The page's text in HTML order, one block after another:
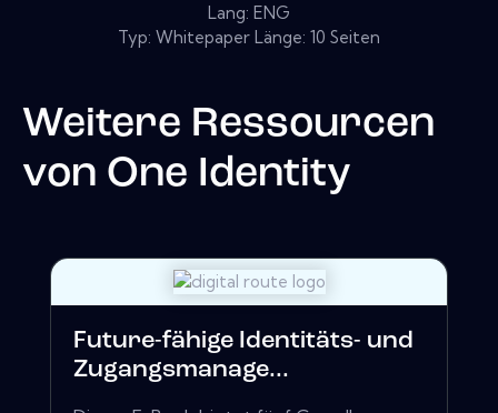
Lang: ENG
Typ: Whitepaper Länge: 10 Seiten
Weitere Ressourcen
von One Identity
Future-fähige Identitäts- und
Zugangsmanage...